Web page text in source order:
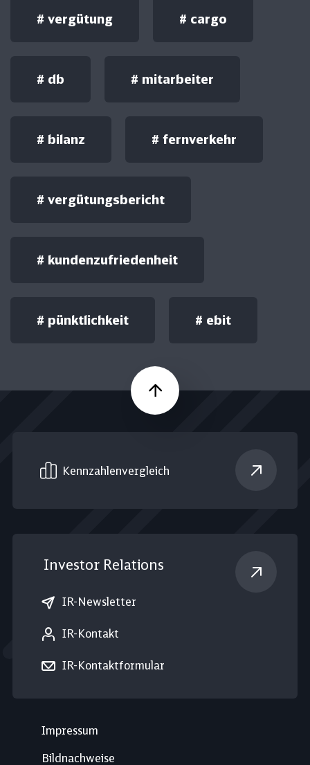
# vergütung # cargo
# db # mitarbeiter
# bilanz # fernverkehr
# vergütungsbericht
# kundenzufriedenheit
# pünktlichkeit # ebit
Nach oben
Kennzahlen­vergleich
Investor Relations
IR-Newsletter
IR-Kontakt
IR-Kontaktformular
Impressum
Bildnachweise